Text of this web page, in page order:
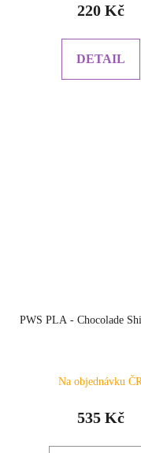
220 Kč
DETAIL
PWS PLA - Chocolade
Na objednávku
535 Kč